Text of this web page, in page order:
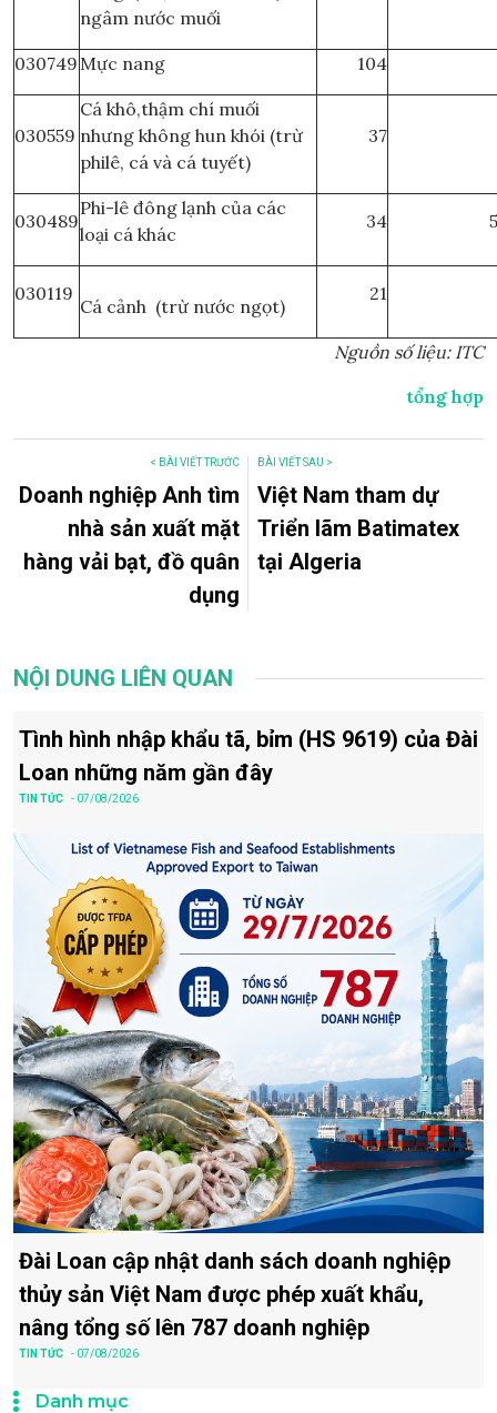
ngâm nước muối
030749 Mực nang 104
030559
Cá khô,thậm chí muối
nhưng không hun khói (trừ
philê, cá và cá tuyết)
37
030489
Phi-lê đông lạnh của các
loại cá khác
34
030119
Cá cảnh (trừ nước ngọt)
21
Nguồn số liệu: ITC
tổng hợp
< BÀI VIẾT TRƯỚC
Doanh nghiệp Anh tìm
nhà sản xuất mặt
hàng vải bạt, đồ quân
dụng
BÀI VIẾT SAU >
Việt Nam tham dự
Triển lãm Batimatex
tại Algeria
NỘI DUNG LIÊN QUAN
Tình hình nhập khẩu tã, bỉm (HS 9619) của Đài
Loan những năm gần đây
TIN TỨC - 07/08/2026
Đài Loan cập nhật danh sách doanh nghiệp
thủy sản Việt Nam được phép xuất khẩu,
nâng tổng số lên 787 doanh nghiệp
TIN TỨC - 07/08/2026
Danh mục